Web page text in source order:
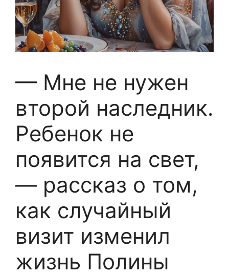
— Мне не нужен
второй наследник.
Ребенок не
появится на свет,
— рассказ о том,
как случайный
визит изменил
жизнь Полины